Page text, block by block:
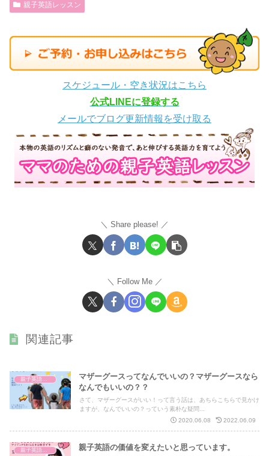
親子英語レッスン
スケジュール・空き状況はこちら
公式LINEに登録する
メールでブログ更新情報を受け取る
Share please!
Follow Me
関連記事
親子英語レッスン
マザーグースってなんでいいの？マザーグースなら
なんでもいいの？？
さて、マザーグースがいい！って言う話は、あちらこちらで見かけ
ますが、なんでいいの？っていう素朴な疑問...
2020.06.08
2022.06.09
親子英語レッスン 親子英語の価値を変えたいと思っています。